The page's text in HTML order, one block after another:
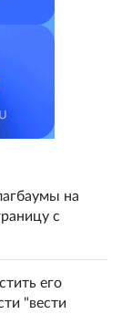
на
с
его
"вести